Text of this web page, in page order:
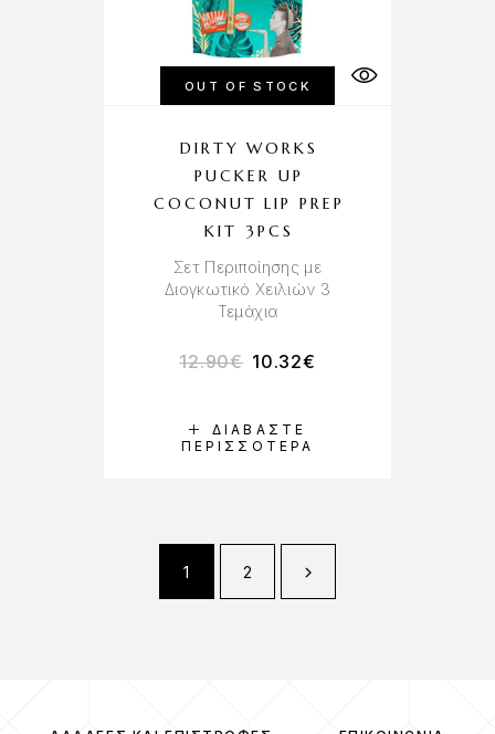
OUT OF STOCK
ΔΙΑΒΆΣΤΕ
ΠΕΡΙΣΣΌΤΕΡΑ
DIRTY WORKS
PUCKER UP
COCONUT LIP PREP
KIT 3PCS
Σετ Περιποίησης με
Διογκωτικό Χειλιών 3
Τεμάχια
12.90€ 10.32€
1 2